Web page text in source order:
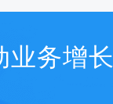
业务增长